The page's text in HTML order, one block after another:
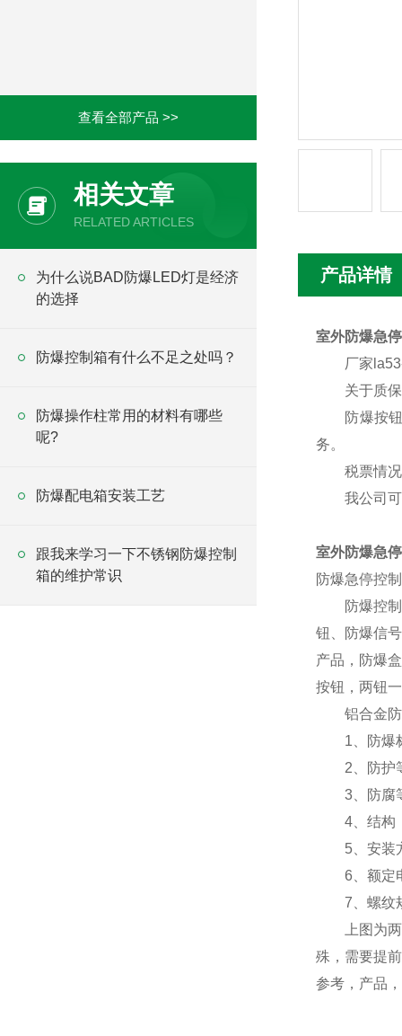
查看全部产品 >>
相关文章
RELATED ARTICLES
为什么说BAD防爆LED灯是经济
的选择
防爆控制箱有什么不足之处吗？
防爆操作柱常用的材料有哪些
呢?
防爆配电箱安装工艺
跟我来学习一下不锈钢防爆控制
箱的维护常识
产品详情
室外防爆急
厂家la53-t
关于质保
防爆按钮
务。
税票情况
我公司可
室外防爆急
防爆急停控
防爆控制按
钮、防爆信
产品，防爆
按钮，两钮
铝合金防
1、防爆标
2、防护
3、防腐
4、结构
5、安装
6、额定电
7、螺纹规
上图为两位
殊，需要提
参考，产品